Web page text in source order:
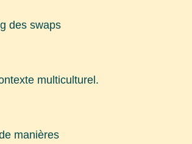
des swaps
multiculturel.
manières